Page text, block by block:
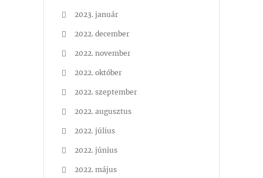
2023. január
2022. december
2022. november
2022. október
2022. szeptember
2022. augusztus
2022. július
2022. június
2022. május